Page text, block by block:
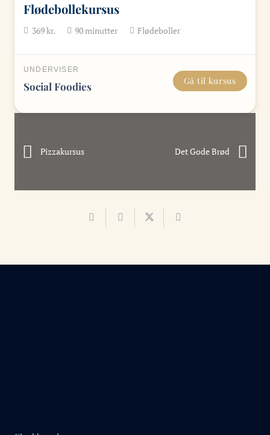
Flødebollekursus
369kr. 90minutter Flødeboller
UNDERVISER
Social Foodies Gå til kursus
Pizzakursus Det Gode Brød